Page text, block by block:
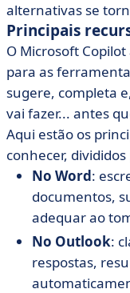
alternativas se
Principais
O Microsoft
para as
sugere, completa
vai fazer... antes
Aqui estão os
conhecer,
No Word:
documentos,
adequar ao
No Outlook:
respostas,